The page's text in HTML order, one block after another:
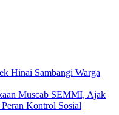
Hinai Sambangi Warga
Muscab SEMMI, Ajak
Kontrol Sosial